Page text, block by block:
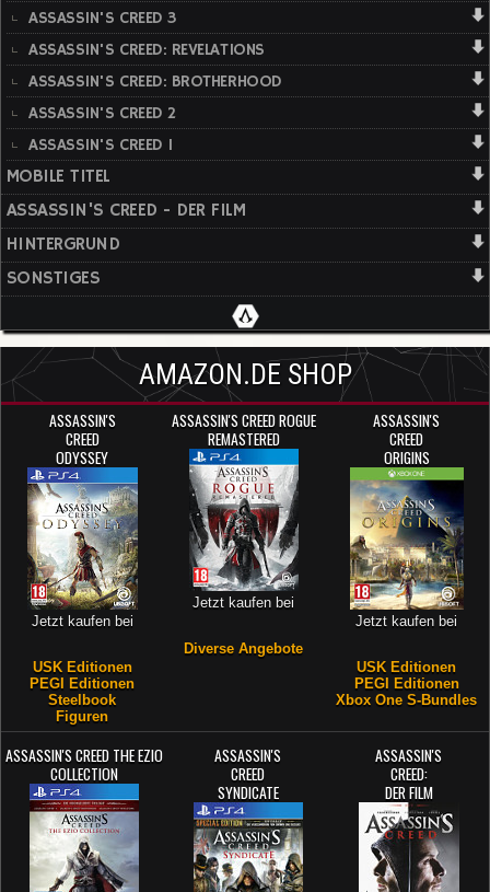
ASSASSIN'S CREED 3
ASSASSIN'S CREED: REVELATIONS
ASSASSIN'S CREED: BROTHERHOOD
ASSASSIN'S CREED 2
ASSASSIN'S CREED 1
MOBILE TITEL
ASSASSIN'S CREED - DER FILM
HINTERGRUND
SONSTIGES
AMAZON.DE SHOP
ASSASSIN'S
CREED
ODYSSEY
Jetzt kaufen bei
USK Editionen
PEGI Editionen
Steelbook
Figuren
ASSASSIN'S CREED ROGUE
REMASTERED
Jetzt kaufen bei
Diverse Angebote
ASSASSIN'S
CREED
ORIGINS
Jetzt kaufen bei
USK Editionen
PEGI Editionen
Xbox One S-Bundles
ASSASSIN'S CREED THE EZIO
COLLECTION
ASSASSIN'S
CREED
SYNDICATE
ASSASSIN'S
CREED:
DER FILM